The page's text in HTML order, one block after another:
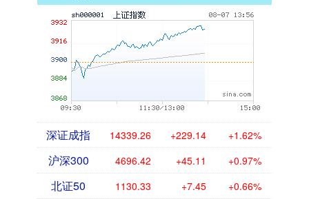
深证成指 14339.26 +229.14 +1.62%
沪深300 4696.42 +45.11 +0.97%
北证50 1130.33 +7.45 +0.66%